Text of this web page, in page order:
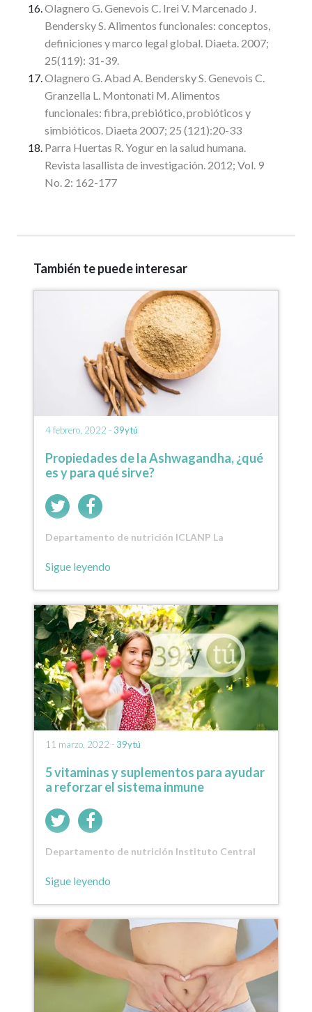
Olagnero G. Genevois C. Irei V. Marcenado J.
Bendersky S. Alimentos funcionales: conceptos,
definiciones y marco legal global. Diaeta. 2007;
25(119): 31-39.
Olagnero G. Abad A. Bendersky S. Genevois C.
Granzella L. Montonati M. Alimentos
funcionales: fibra, prebiótico, probióticos y
simbióticos. Diaeta 2007; 25 (121):20-33
Parra Huertas R. Yogur en la salud humana.
Revista lasallista de investigación. 2012; Vol. 9
No. 2: 162-177
También te puede interesar
4 febrero, 2022 - 39ytú
Propiedades de la Ashwagandha, ¿qué
es y para qué sirve?
Departamento de nutrición ICLANP La
withania…
Sigue leyendo
11 marzo, 2022 - 39ytú
5 vitaminas y suplementos para ayudar
a reforzar el sistema inmune
Departamento de nutrición Instituto Central
Sigue leyendo